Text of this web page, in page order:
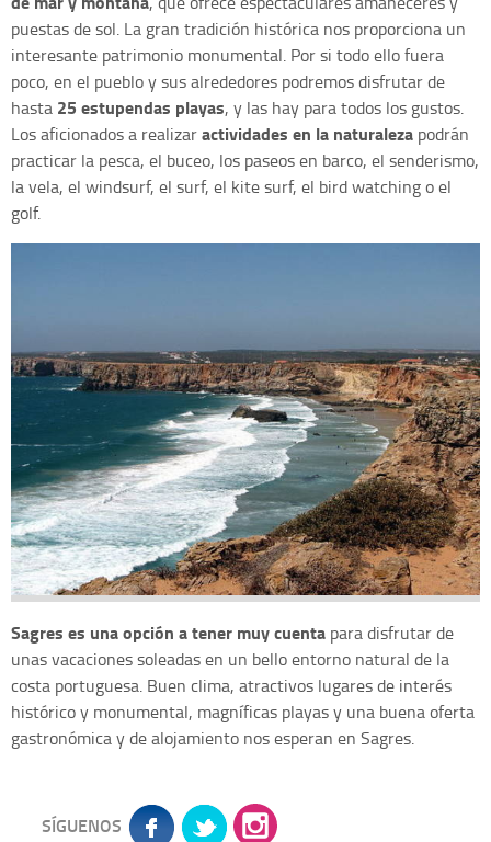
puestas de sol. La gran tradición histórica nos proporciona un
interesante patrimonio monumental. Por si todo ello fuera
poco, en el pueblo y sus alrededores podremos disfrutar de
hasta 25 estupendas playas, y las hay para todos los gustos.
Los aficionados a realizaractividades en la naturaleza podrán
practicar la pesca, el buceo, los paseos en barco, el senderismo,
la vela, el windsurf, el surf, el kite surf, el bird watching o el
golf.
Sagres es una opción a tener muy cuenta para disfrutar de
unas vacaciones soleadas en un bello entorno natural de la
costa portuguesa. Buen clima, atractivos lugares de interés
histórico y monumental, magníficas playas y una buena oferta
gastronómica y de alojamiento nos esperan en Sagres.
SÍGUENOS